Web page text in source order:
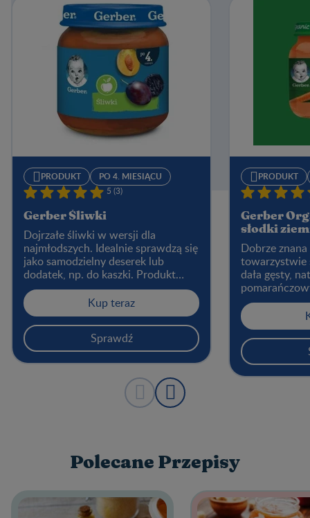
PRODUKT PO 4. MIESIĄCU
5 (3)
Gerber Śliwki
Dojrzałe śliwki w wersji dla
najmłodszych. Idealnie sprawdzą się
jako samodzielny deserek lub
dodatek, np. do kaszki. Produkt
pomoże zwiększyć ilość błonnika w
diecie dziecka.Kup teraz
Sprawdź
PRODUKT
Gerber
słodki
Dobrze
towarzystwie
dała gęsty,
dla małych
Polecane Przepisy